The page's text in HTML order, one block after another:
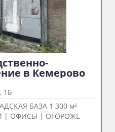
в Кемерово
1Б
БАЗА 1 300 м²
| ОФИСЫ | ОГОРОЖЕ